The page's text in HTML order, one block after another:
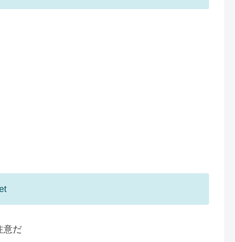
意だ